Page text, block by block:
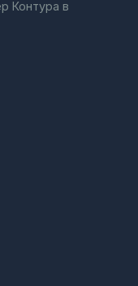
Контура в